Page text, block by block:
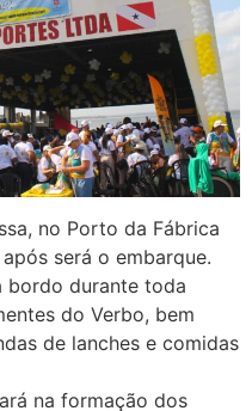
no Porto da Fábrica
será o embarque.
bordo durante toda
do Verbo, bem
de lanches e comidas
na formação dos